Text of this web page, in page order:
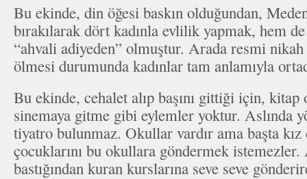
Bu ekinde, din öğesi baskın olduğundan,
bırakılarak dört kadınla evlilik yapmak, hem
“ahvali adiyeden” olmuştur. Arada resmi nikah
ölmesi durumunda kadınlar tam anlamıyla
Bu ekinde, cehalet alıp başını gittiği için,
sinemaya gitme gibi eylemler yoktur. Aslında
tiyatro bulunmaz. Okullar vardır ama başta
çocuklarını bu okullara göndermek
bastığından kuran kurslarına seve seve